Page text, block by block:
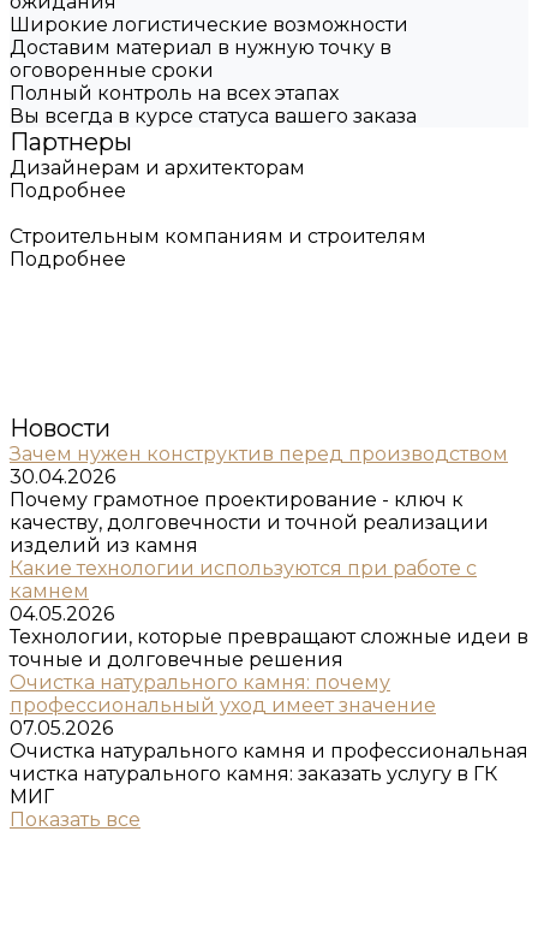
Широкие логистические возможности
Доставим материал в нужную точку в
оговоренные сроки
Полный контроль на всех этапах
Вы всегда в курсе статуса вашего заказа
Партнеры
Дизайнерам и архитекторам
Подробнее
Строительным компаниям и строителям
Подробнее
Новости
Зачем нужен конструктив перед производством
30.04.2026
Почему грамотное проектирование - ключ к
качеству, долговечности и точной реализации
изделий из камня
Какие технологии используются при работе с
камнем
04.05.2026
Технологии, которые превращают сложные идеи в
точные и долговечные решения
Очистка натурального камня: почему
профессиональный уход имеет значение
07.05.2026
Очистка натурального камня и профессиональная
чистка натурального камня: заказать услугу в ГК
МИГ
Показать все